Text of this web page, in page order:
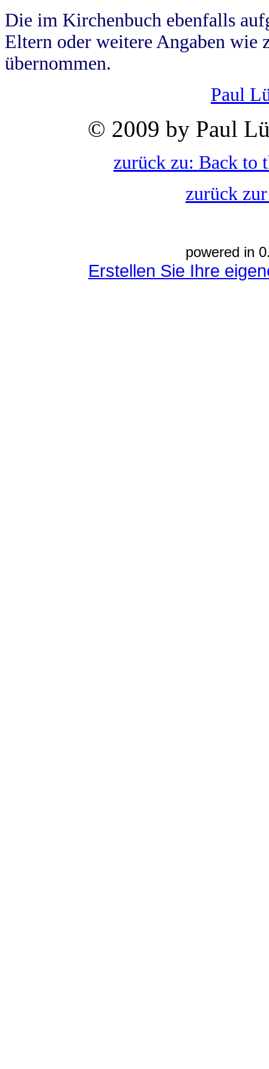
Die im Kirchenbuch ebenfalls
Eltern oder weitere Angaben wie
übernommen.
Paul
© 2009 by Paul
zurück zu: Back to
zurück
powered in
Erstellen Sie Ihre